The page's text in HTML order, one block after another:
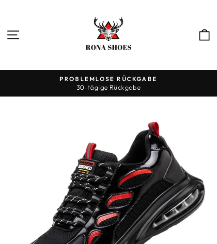
SEITENNAVIGATION
Pause
PROBLEMLOSE RÜCKGABE
30-tägige Rückgabe